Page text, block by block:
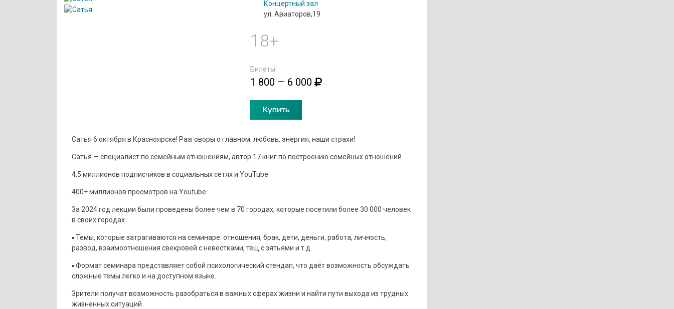
Концертный зал
ул. Авиаторов,19
18+
Билеты:
1 800 — 6 000
Купить
Сатья 6 октября в Красноярске! Разговоры о главном: любовь, энергия, наши страхи!
Сатья — специалист по семейным отношениям, автор 17 книг по построению семейных отношений.
4,5 миллионов подписчиков в социальных сетях и YouTube
400+ миллионов просмотров на Youtube.
За 2024 год лекции были проведены более чем в 70 городах, которые посетили более 30 000 человек
в своих городах.
▪ Темы, которые затрагиваются на семинаре: отношения, брак, дети, деньги, работа, личность,
развод, взаимоотношения свекровей с невестками, тёщ с зятьями и т.д.
▪ Формат семинара представляет собой психологический стендап, что даёт возможность обсуждать
сложные темы легко и на доступном языке.
Зрители получат возможность разобраться в важных сферах жизни и найти пути выхода из трудных
жизненных ситуаций.